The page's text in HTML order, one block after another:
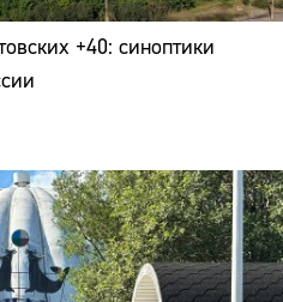
+40: синоптики